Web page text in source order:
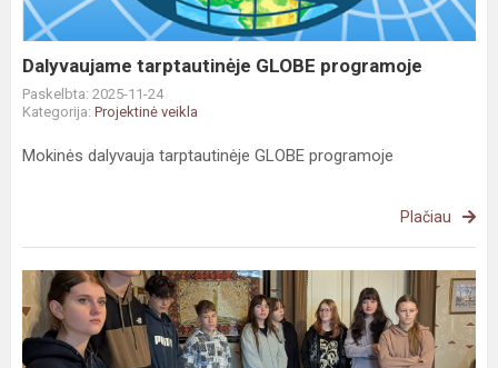
Dalyvaujame tarptautinėje GLOBE programoje
Paskelbta: 2025-11-24
Kategorija: Projektinė veikla
Mokinės dalyvauja tarptautinėje GLOBE programoje
Plačiau
#TŪM.
Aštuntokų
edukacija
Kaune